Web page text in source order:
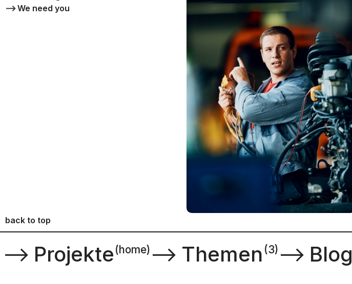
⟶We need you
back to top
⟶ Projekte (home) ⟶ Themen (3) ⟶ Blog